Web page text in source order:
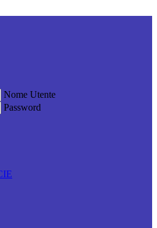
Nome Utente
Password